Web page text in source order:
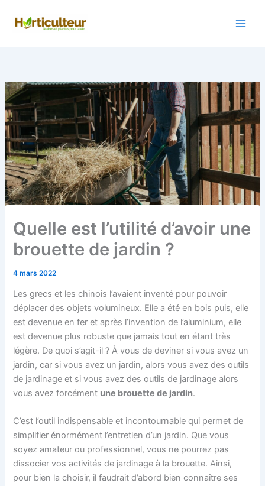
Quelle est l’utilité d’avoir une
brouette de jardin ?
4 mars 2022
Les grecs et les chinois l’avaient inventé pour pouvoir
déplacer des objets volumineux. Elle a été en bois puis, elle
est devenue en fer et après l’invention de l’aluminium, elle
est devenue plus robuste que jamais tout en étant très
légère. De quoi s’agit-il ? À vous de deviner si vous avez un
jardin, car si vous avez un jardin, alors vous avez des outils
de jardinage et si vous avez des outils de jardinage alors
vous avez forcément une brouette de jardin.
C’est l’outil indispensable et incontournable qui permet de
simplifier énormément l’entretien d’un jardin. Que vous
soyez amateur ou professionnel, vous ne pourrez pas
dissocier vos activités de jardinage à la brouette. Ainsi,
pour bien la choisir, il faudrait d’abord bien connaître ses